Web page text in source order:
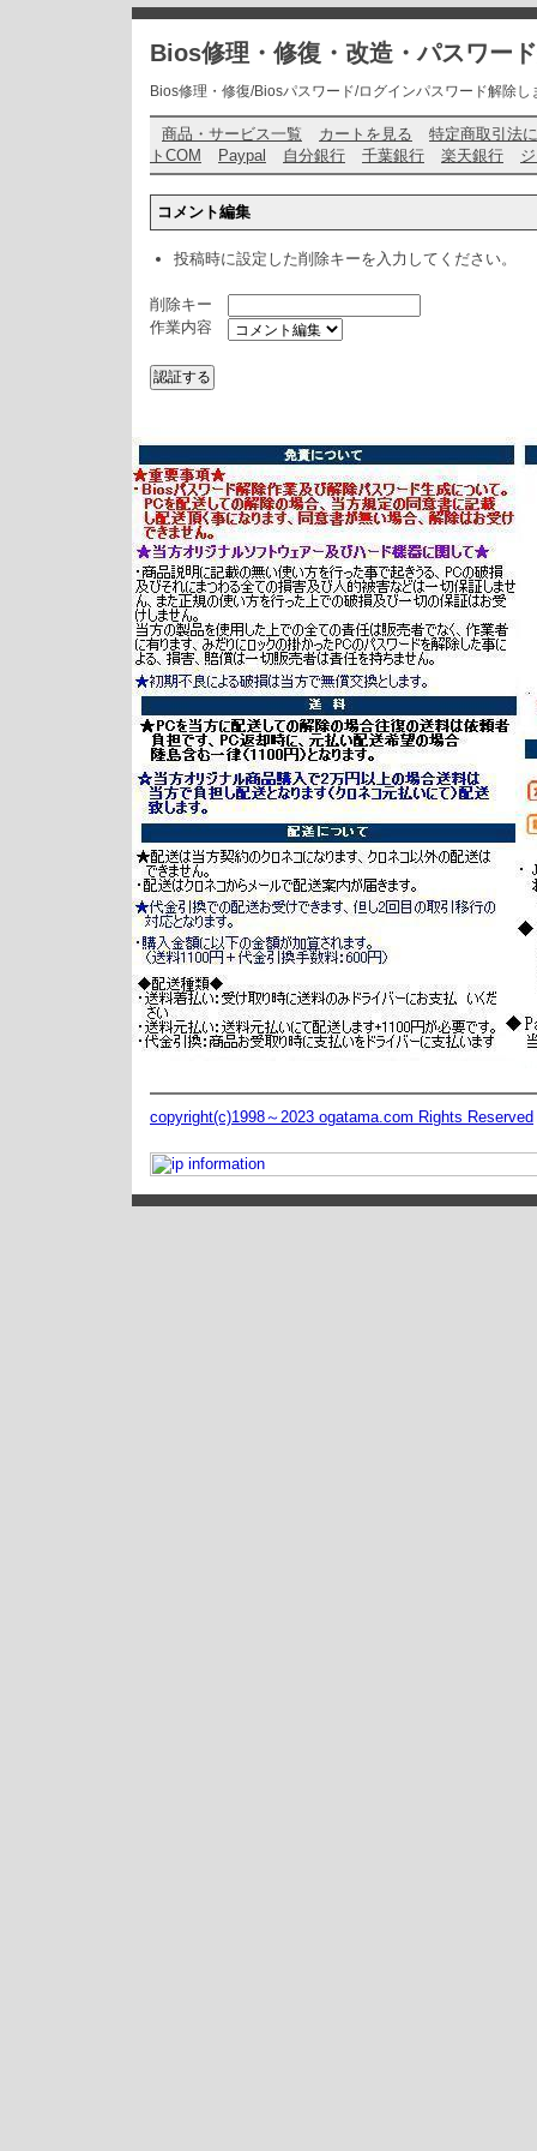
Bios修理・修復・改造・パスワー
Bios修理・修復/Biosパスワード/ログインパスワード解除
商品・サービス一覧 カートを見る
特定商取引法
トCOM
Paypal 自分銀行 千葉銀行 楽天銀行
コメント編集
投稿時に設定した削除キーを入力してください。
削除キー
作業内容
copyright(c)1998～2023 ogatama.com Rights Reserved